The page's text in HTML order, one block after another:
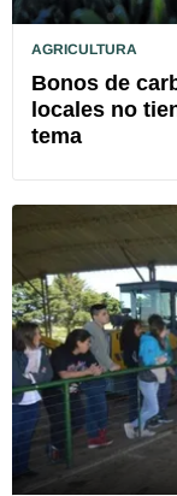
AGRICULTURA
Bonos de
locales no
tema